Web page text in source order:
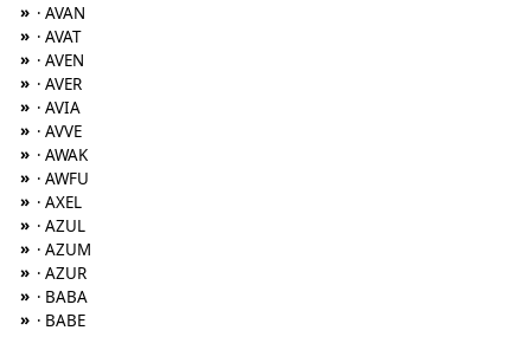
» · AVAN
» · AVAT
» · AVEN
» · AVER
» · AVIA
» · AVVE
» · AWAK
» · AWFU
» · AXEL
» · AZUL
» · AZUM
» · AZUR
» · BABA
» · BABE